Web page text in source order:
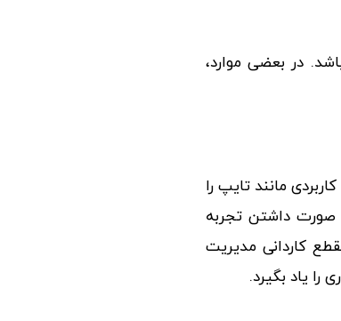
در بعضی موارد،
مانند تایپ را
صورت داشتن تجربه
کاردانی مدیریت
یاد بگیرد.